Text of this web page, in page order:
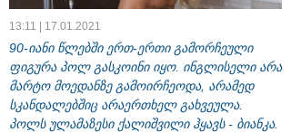
13:11 | 17.01.2021
90-იანი წლებში ერთ-ერთი გამორჩეული
ფიგურა პოლ გასკოინი იყო. ინგლისელი არა
მარტო მოედანზე გამოირჩეოდა, არამედ
სკანდალებშიც არაერთხელ გახვეულა.
პოლს ულამაზესი ქალიშვილი ჰყავს - ბიანკა.